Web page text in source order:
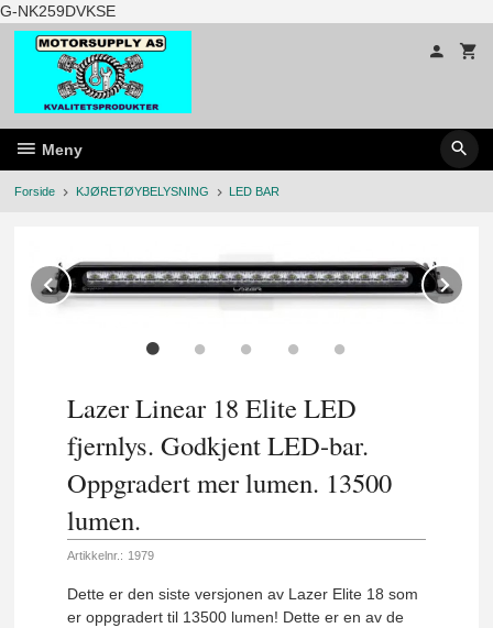
G-NK259DVKSEGå
til
innholdet
Meny
Forside KJØRETØYBELYSNING LED BAR
Prev
Lazer Linear 18 Elite LED
fjernlys. Godkjent LED-bar.
Oppgradert mer lumen. 13500
lumen.
Artikkelnr.: 1979
Dette er den siste versjonen av Lazer Elite 18 som
er oppgradert til 13500 lumen! Dette er en av de